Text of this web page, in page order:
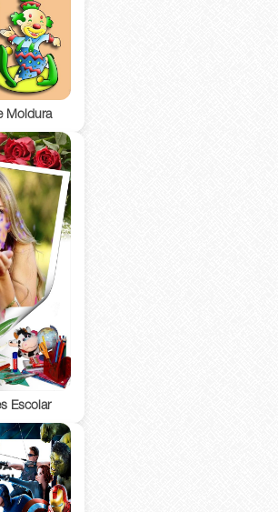
Moldura
Escolar